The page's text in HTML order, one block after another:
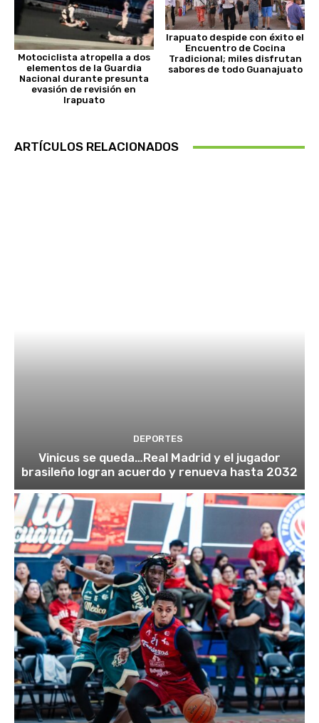
Motociclista atropella a dos
elementos de la Guardia
Nacional durante presunta
evasión de revisión en
Irapuato
Irapuato despide con éxito el
Encuentro de Cocina
Tradicional; miles disfrutan
sabores de todo Guanajuato
ARTÍCULOS RELACIONADOS
DEPORTES
Vinicus se queda…Real Madrid y el jugador
brasileño logran acuerdo y renueva hasta 2032